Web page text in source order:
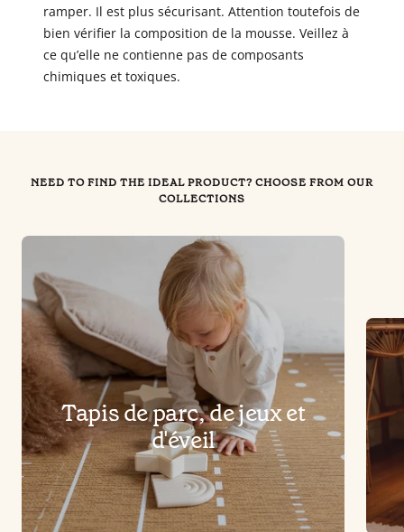
ramper. Il est plus sécurisant. Attention toutefois de
bien vérifier la composition de la mousse. Veillez à
ce qu’elle ne contienne pas de composants
chimiques et toxiques.
NEED TO FIND THE IDEAL PRODUCT? CHOOSE FROM OUR
COLLECTIONS
Tapis de parc, de jeux et
d'éveil